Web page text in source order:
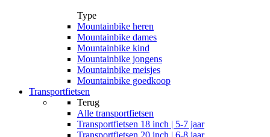
Type
Mountainbike heren
Mountainbike dames
Mountainbike kind
Mountainbike jongens
Mountainbike meisjes
Mountainbike goedkoop
Transportfietsen
Terug
Alle transportfietsen
Transportfietsen 18 inch | 5-7 jaar
Transportfietsen 20 inch | 6-8 jaar